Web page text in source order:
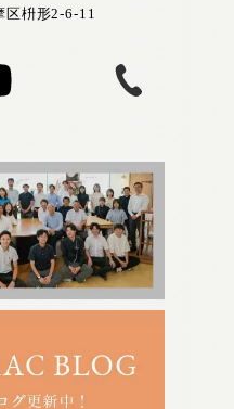
区枡形2-6-11